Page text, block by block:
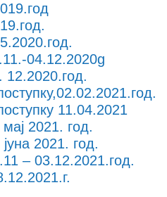
04.12.2020g
11.04.2021
2021. год.
2021. год.
– 03.12.2021.год.